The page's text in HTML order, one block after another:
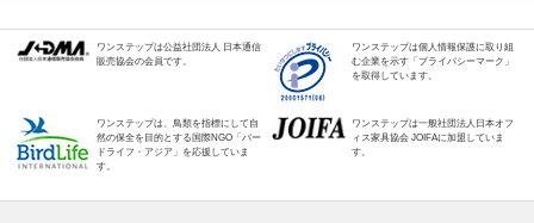
ワンステップは公益社団法人 日本通信
販売協会の会員です。
ワンステップは個人情報保護に取り組
む企業を示す「プライバシーマーク」
を取得しています。
ワンステップは、鳥類を指標にして自
然の保全を目的とする国際NGO「バー
ドライフ・アジア」を応援していま
す。
ワンステップは一般社団法人日本オフ
ィス家具協会 JOIFAに加盟していま
す。